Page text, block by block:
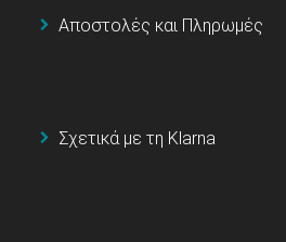
Αποστολές και Πληρωμές
Σχετικά με τη Klarna